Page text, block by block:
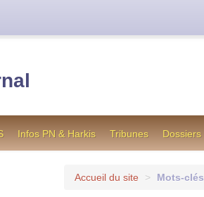
Infos PN & Harkis Tribunes Dossiers
Accueil du site > Mots-clés
l’ancienne formule utilisée